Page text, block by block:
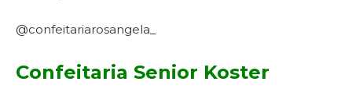
@confeitariarosangela_
Confeitaria Senior Koster